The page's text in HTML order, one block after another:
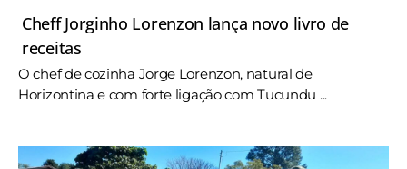
Cheff Jorginho Lorenzon lança novo livro de
receitas
O chef de cozinha Jorge Lorenzon, natural de
Horizontina e com forte ligação com Tucundu ...